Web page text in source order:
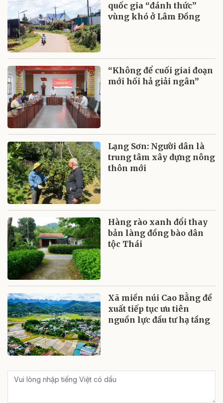
quốc gia “đánh thức”
vùng khó ở Lâm Đồng
“Không để cuối giai đoạn
mới hối hả giải ngân”
Lạng Sơn: Người dân là
trung tâm xây dựng nông
thôn mới
Hàng rào xanh đổi thay
bản làng đồng bào dân
tộc Thái
Xã miền núi Cao Bằng đề
xuất tiếp tục ưu tiên
nguồn lực đầu tư hạ tầng